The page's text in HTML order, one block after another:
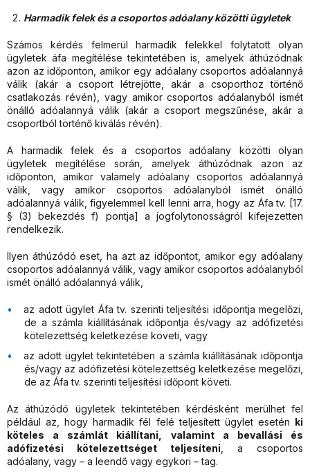
Harmadik felek és a csoportos adóalany közötti ügyletek
Számos kérdés felmerül harmadik felekkel folytatott olyan
ügyletek áfa megítélése tekintetében is, amelyek áthúzódnak
azon az időponton, amikor egy adóalany csoportos adóalannyá
válik (akár a csoport létrejötte, akár a csoporthoz történő
csatlakozás révén), vagy amikor csoportos adóalanyból ismét
önálló adóalannyá válik (akár a csoport megszűnése, akár a
csoportból történő kiválás révén).
A harmadik felek és a csoportos adóalany közötti olyan
ügyletek megítélése során, amelyek áthúzódnak azon az
időponton, amikor valamely adóalany csoportos adóalannyá
válik, vagy amikor csoportos adóalanyból ismét önálló
adóalannyá válik, figyelemmel kell lenni arra, hogy az Áfa tv. [17.
§ (3) bekezdés f) pontja] a jogfolytonosságról kifejezetten
rendelkezik.
Ilyen áthúzódó eset, ha azt az időpontot, amikor egy adóalany
csoportos adóalannyá válik, vagy amikor csoportos adóalanyból
ismét önálló adóalannyá válik,
az adott ügylet Áfa tv. szerinti teljesítési időpontja megelőzi,
de a számla kiállításának időpontja és/vagy az adófizetési
kötelezettség keletkezése követi, vagy
az adott ügylet tekintetében a számla kiállításának időpontja
és/vagy az adófizetési kötelezettség keletkezése megelőzi,
de az Áfa tv. szerinti teljesítési időpont követi.
Az áthúzódó ügyletek tekintetében kérdésként merülhet fel
például az, hogy harmadik fél felé teljesített ügylet esetén ki
köteles a számlát kiállítani, valamint a bevallási és
adófizetési kötelezettséget teljesíteni , a csoportos
adóalany, vagy – a leendő vagy egykori – tag.